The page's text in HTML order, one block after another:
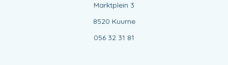
Marktplein 3
8520 Kuurne
056 32 31 81